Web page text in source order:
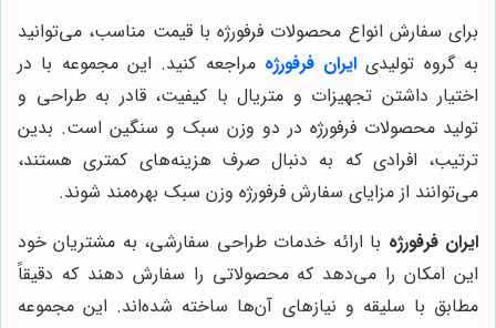
برای سفارش انواع محصولات فرفورژه با قیمت مناسب، می‌توانید
به گروه تولیدی ایران فرفورژه مراجعه کنید. این مجموعه با در
اختیار داشتن تجهیزات و متریال با کیفیت، قادر به طراحی و
تولید محصولات فرفورژه در دو وزن سبک و سنگین است. بدین
ترتیب، افرادی که به دنبال صرف هزینه‌های کمتری هستند،
می‌توانند از مزایای سفارش فرفورژه وزن سبک بهره‌مند شوند.
ایران فرفورژه با ارائه خدمات طراحی سفارشی، به مشتریان خود
این امکان را می‌دهد که محصولاتی را سفارش دهند که دقیقاً
مطابق با سلیقه و نیازهای آن‌ها ساخته شده‌اند. این مجموعه